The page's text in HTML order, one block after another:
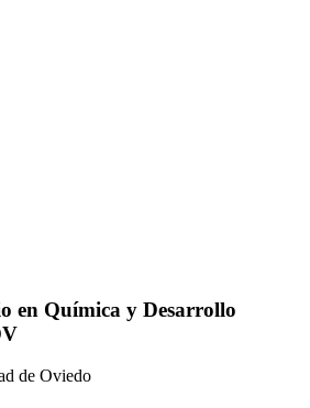
en Química y Desarrollo
de Oviedo